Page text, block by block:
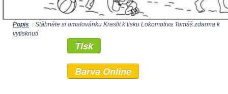
Popis : Stáhněte si omalovánku Kreslit k tisku Lokomotiva Tomáš zdarma k
vytisknutí
Tisk
Barva Online